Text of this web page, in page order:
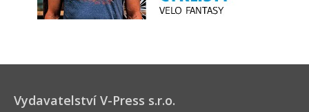
Vydavatelství V-Press s.r.o.